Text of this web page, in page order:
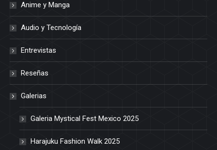
Anime y Manga
Audio y Tecnología
Entrevistas
Reseñas
Galerias
Galeria Mystical Fest Mexico 2025
Harajuku Fashion Walk 2025